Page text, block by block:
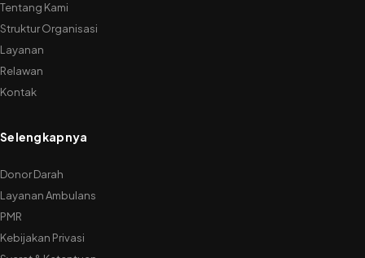
Tentang Kami
Struktur Organisasi
Layanan
Relawan
Kontak
Selengkapnya
Donor Darah
Layanan Ambulans
PMR
Kebijakan Privasi